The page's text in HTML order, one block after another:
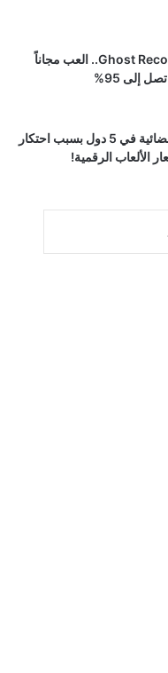
أفضل وقت لعشاق Ghost Recon.. العب مجاناً
إلى 95%
سوني تواجه دعاوى قضائية في 5 دول بسبب احتكار
الألعاب الرقمية!